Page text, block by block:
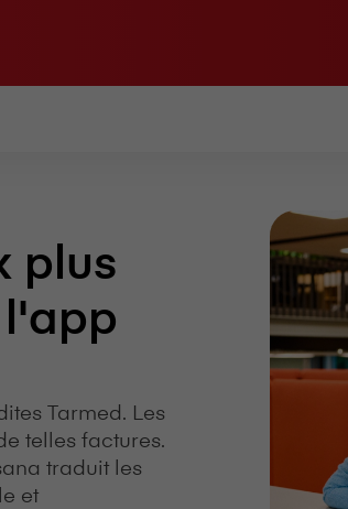
plus
Tarmed. Les
telles factures.
traduit les
et